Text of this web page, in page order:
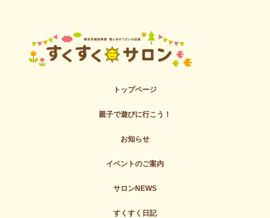
トップページ
親子で遊びに行こう！
お知らせ
イベントのご案内
サロンNEWS
すくすく日記